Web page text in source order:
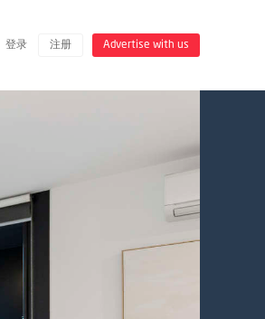
登录 注册 Advertise with us